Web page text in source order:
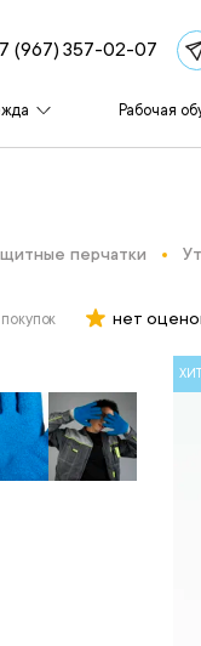
(967) 357-02-07
Рабочая
перчатки
нет